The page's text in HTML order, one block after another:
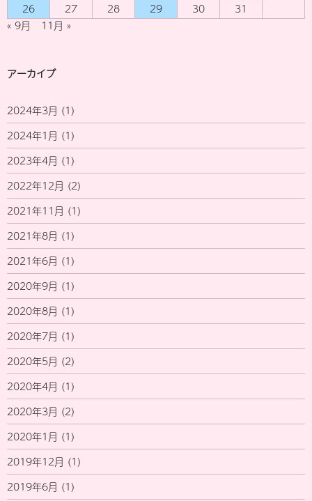
26
27 28 29 30
31
« 9月
11月 »
アーカイブ
2024年3月 (1)
2024年1月 (1)
2023年4月 (1)
2022年12月 (2)
2021年11月 (1)
2021年8月 (1)
2021年6月 (1)
2020年9月 (1)
2020年8月 (1)
2020年7月 (1)
2020年5月 (2)
2020年4月 (1)
2020年3月 (2)
2020年1月 (1)
2019年12月 (1)
2019年6月 (1)